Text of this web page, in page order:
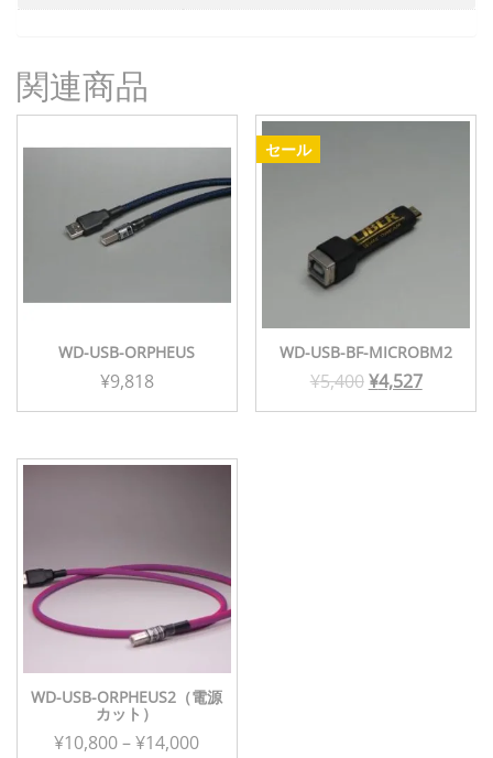
関連商品
WD-USB-ORPHEUS
¥9,818
セール
WD-USB-BF-MICROBM2
¥5,400元
の
¥4,527現
在
WD-USB-ORPHEUS2（電源
カット）
¥10,800–¥14,000価